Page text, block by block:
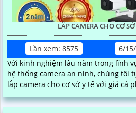
LẮP CAMERA CHO CƠ SỞ
Lần xem: 8575
6/
Với kinh nghiệm lâu năm trong lĩnh
hệ thống camera an ninh, chúng tôi